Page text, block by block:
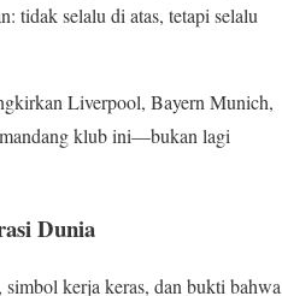
tidak selalu di atas, tetapi selalu
Liverpool, Bayern Munich,
klub ini—bukan lagi
Dunia
kerja keras, dan bukti bahwa